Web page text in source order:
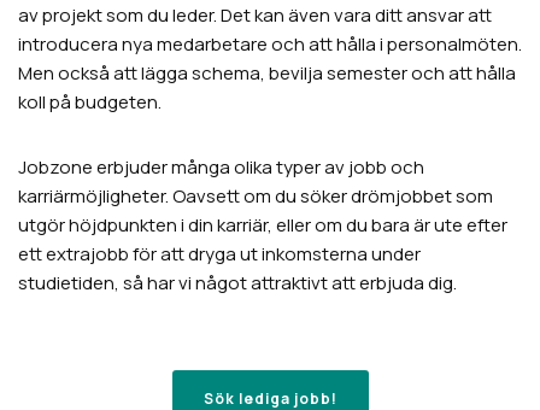
av projekt som du leder. Det kan även vara ditt ansvar att
introducera nya medarbetare och att hålla i personalmöten.
Men också att lägga schema, bevilja semester och att hålla
koll på budgeten.
Jobzone erbjuder många olika typer av jobb och
karriärmöjligheter. Oavsett om du söker drömjobbet som
utgör höjdpunkten i din karriär, eller om du bara är ute efter
ett extrajobb för att dryga ut inkomsterna under
studietiden, så har vi något attraktivt att erbjuda dig.
Sök lediga jobb!